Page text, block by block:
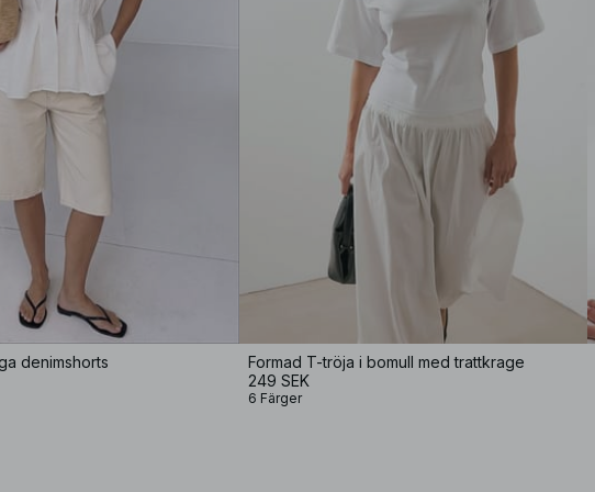
denimshorts
Formad T-tröja i bomull med trattkrage
249 SEK
6 Färger